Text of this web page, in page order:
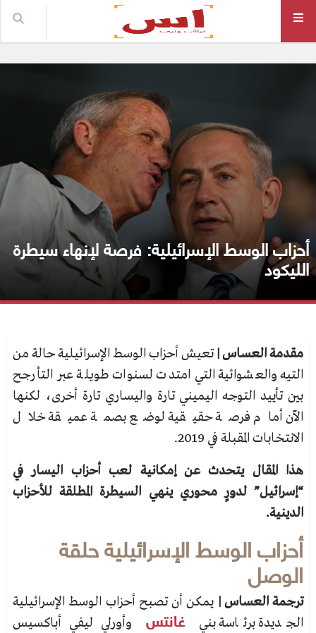
أحزاب الوسط الإسرائيلية: فرصة لإنهاء سيطرة
الليكود
مقدمة العساس | تعيش أحزاب الوسط الإسرائيليةحالة من
التيه والعشوائية التي امتدت لسنوات طويلة عبر التأرجح
بين تأييد التوجه اليميني تارة واليساري تارة أخرى، لكنها
الآن أمام فرصة حقيقية لوضع بصمة عميقة خلال
الانتخابات المقبلة في 2019.
هذا المقال يتحدث عن إمكانية لعب أحزاب اليسار في
“إسرائيل” لدورٍ محوري ينهي السيطرة المطلقة للأحزاب
الدينية.
أحزاب الوسط الإسرائيلية حلقة
الوصل
ترجمة العساس | يمكن أن تصبح أحزاب الوسط الإسرائيلية
الجديدة برئاسة بني
غانتس
وأورلي ليفي أباكسيس